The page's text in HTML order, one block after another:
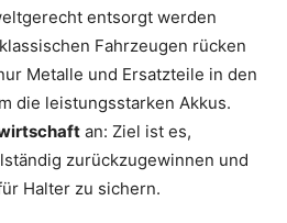
entsorgt werden
Fahrzeugen rücken
Metalle und Ersatzteile in den
die leistungsstarken Akkus.
an: Ziel ist es,
zurückzugewinnen und
Halter zu sichern.